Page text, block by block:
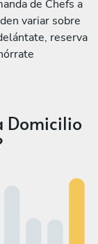
de Chefs a
variar sobre
reserva
Domicilio